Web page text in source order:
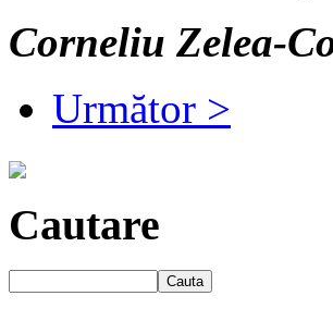
Corneliu Zelea-
Următor >
Cautare